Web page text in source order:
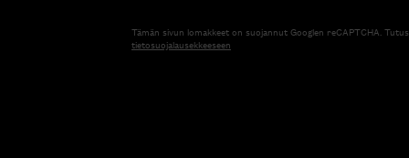
Tämän sivun lomakkeet on suojannut Googlen reCAPTCHA.
tietosuojalausekkeeseen